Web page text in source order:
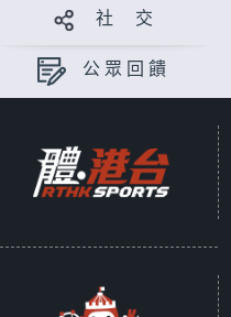
社 交
公眾回饋